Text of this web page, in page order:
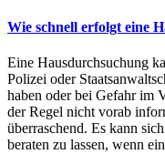
Wie schnell erfolgt eine
Eine Hausdurchsuchung
Polizei oder
haben oder bei Gefahr im
der Regel nicht vorab
überraschend. Es kann
beraten zu lassen, wenn